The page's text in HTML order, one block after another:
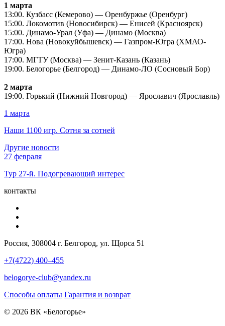
1 марта
13:00. Кузбасс (Кемерово) — Оренбуржье (Оренбург)
15:00. Локомотив (Новосибирск) — Енисей (Красноярск)
15:00. Динамо-Урал (Уфа) — Динамо (Москва)
17:00. Нова (Новокуйбышевск) — Газпром-Югра (ХМАО-
Югра)
17:00. МГТУ (Москва) — Зенит-Казань (Казань)
19:00. Белогорье (Белгород) — Динамо-ЛО (Сосновый Бор)
2 марта
19:00. Горький (Нижний Новгород) — Ярославич (Ярославль)
1 марта
Наши 1100 игр. Сотня за сотней
Другие новости
27 февраля
Тур 27-й. Подогревающий интерес
контакты
Россия, 308004 г. Белгород, ул. Щорса 51
+7(4722) 400–455
belogorye-club@yandex.ru
Способы оплаты Гарантия и возврат
© 2026 ВК «Белогорье»